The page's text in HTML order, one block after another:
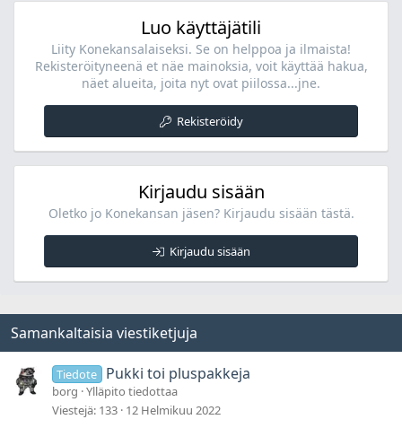
Luo käyttäjätili
Liity Konekansalaiseksi. Se on helppoa ja ilmaista!
Rekisteröityneenä et näe mainoksia, voit käyttää hakua,
näet alueita, joita nyt ovat piilossa...jne.
Rekisteröidy
Kirjaudu sisään
Oletko jo Konekansan jäsen? Kirjaudu sisään tästä.
Kirjaudu sisään
Samankaltaisia viestiketjuja
Tiedote Pukki toi pluspakkeja
borg Ylläpito tiedottaa
Viestejä 133 12 Helmikuu 2022